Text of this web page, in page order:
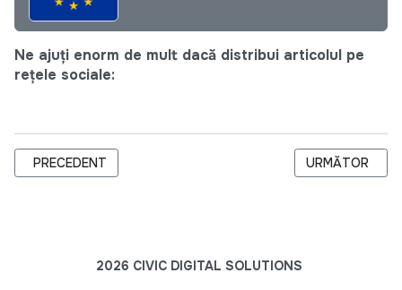
Ne ajuți enorm de mult dacă distribui articolul pe
rețele sociale:
ARTICOL PRECEDENT: TRAINING DE DEZVOLTARE A
PRECEDENT ARTICOLUL
URMĂTOR
2026 CIVIC DIGITAL SOLUTIONS